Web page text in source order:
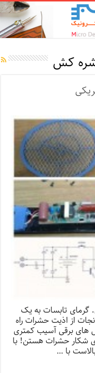
کش
تابسات به یک
از اذیت حشرات راه
برقی آسیب کمتری
شکار حشرات هستن! با
با …